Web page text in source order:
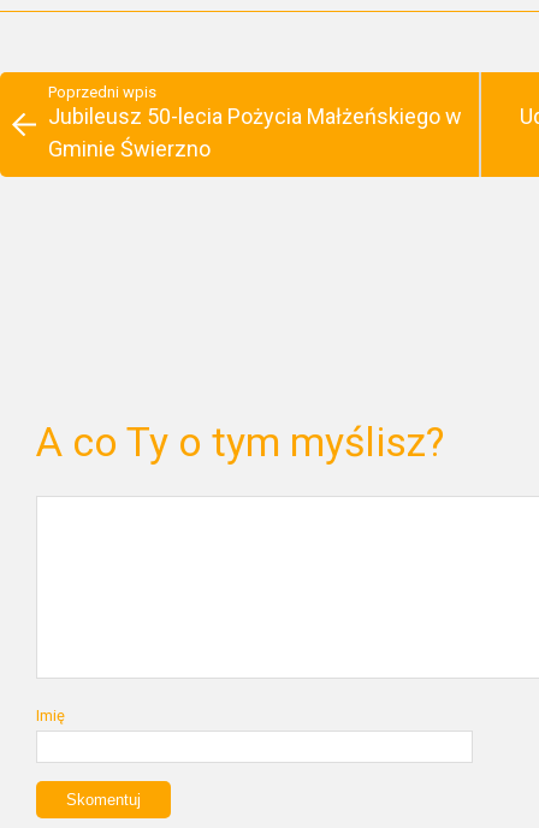
Poprzedni wpis
Jubileusz 50-lecia Pożycia Małżeńskiego w
Gminie Świerzno
A co Ty o tym myślisz?
Imię